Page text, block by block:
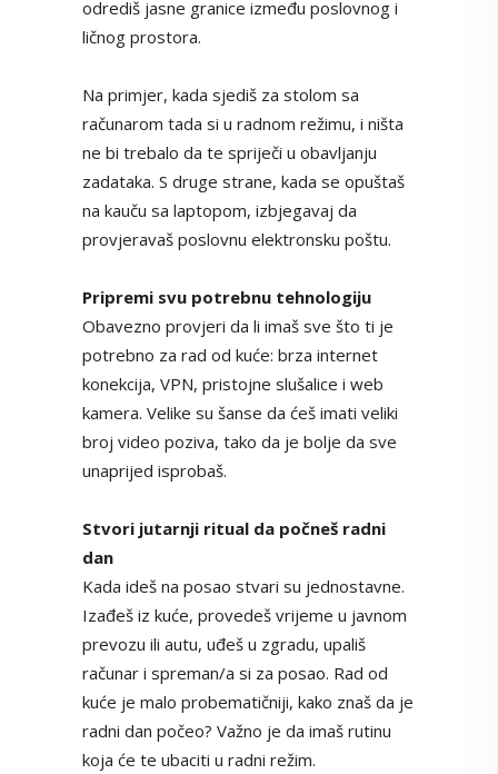
odrediš jasne granice između poslovnog i
ličnog prostora.
Na primjer, kada sjediš za stolom sa
računarom tada si u radnom režimu, i ništa
ne bi trebalo da te spriječi u obavljanju
zadataka. S druge strane, kada se opuštaš
na kauču sa laptopom, izbjegavaj da
provjeravaš poslovnu elektronsku poštu.
Pripremi svu potrebnu tehnologiju
Obavezno provjeri da li imaš sve što ti je
potrebno za rad od kuće: brza internet
konekcija, VPN, pristojne slušalice i web
kamera. Velike su šanse da ćeš imati veliki
broj video poziva, tako da je bolje da sve
unaprijed isprobaš.
Stvori jutarnji ritual da počneš radni
dan
Kada ideš na posao stvari su jednostavne.
Izađeš iz kuće, provedeš vrijeme u javnom
prevozu ili autu, uđeš u zgradu, upališ
računar i spreman/a si za posao. Rad od
kuće je malo probematičniji, kako znaš da je
radni dan počeo? Važno je da imaš rutinu
koja će te ubaciti u radni režim.